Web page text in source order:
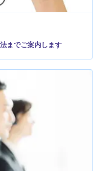
までご案内します